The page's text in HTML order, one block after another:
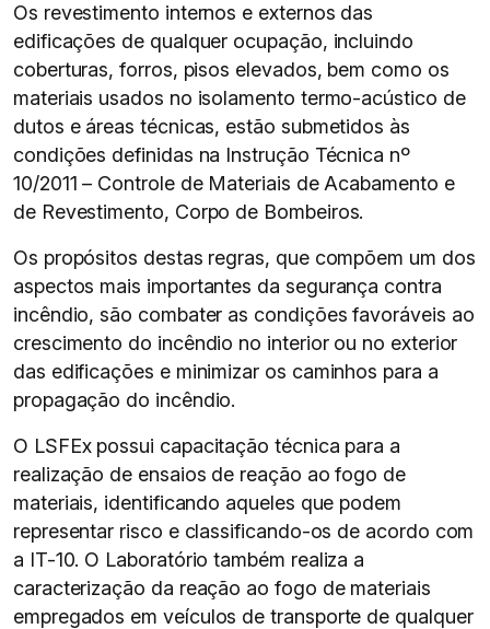
Os revestimento internos e externos das
edificações de qualquer ocupação, incluindo
coberturas, forros, pisos elevados, bem como os
materiais usados no isolamento termo-acústico de
dutos e áreas técnicas, estão submetidos às
condições definidas na Instrução Técnica nº
10/2011 – Controle de Materiais de Acabamento e
de Revestimento, Corpo de Bombeiros.
Os propósitos destas regras, que compõem um dos
aspectos mais importantes da segurança contra
incêndio, são combater as condições favoráveis ao
crescimento do incêndio no interior ou no exterior
das edificações e minimizar os caminhos para a
propagação do incêndio.
O LSFEx possui capacitação técnica para a
realização de ensaios de reação ao fogo de
materiais, identificando aqueles que podem
representar risco e classificando-os de acordo com
a IT-10. O Laboratório também realiza a
caracterização da reação ao fogo de materiais
empregados em veículos de transporte de qualquer